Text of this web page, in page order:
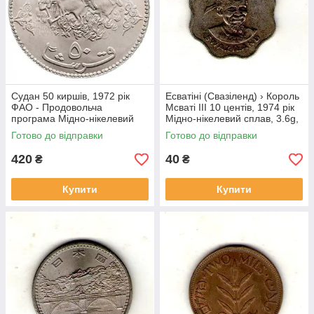
Судан 50 киршів, 1972 рік
ФАО - Продовольча
програма Мідно-нікелевий
сплав, 22.63g, ø 40mm
№4143
Готово до відправки
420 ₴
Купити
Есватіні (Свазіленд) › Король
Мсваті III 10 центів, 1974 рік
Мідно-нікелевий сплав, 3.6g,
ø 22mm №1814
Готово до відправки
40 ₴
Купити